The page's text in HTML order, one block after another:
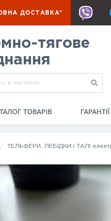
ДОСТАВКА*
тягове
ТОВАРІВ ГАРАНТІЇ
ТЕЛЬФЕРИ, ЛЕБІДКИ і ТАЛІ